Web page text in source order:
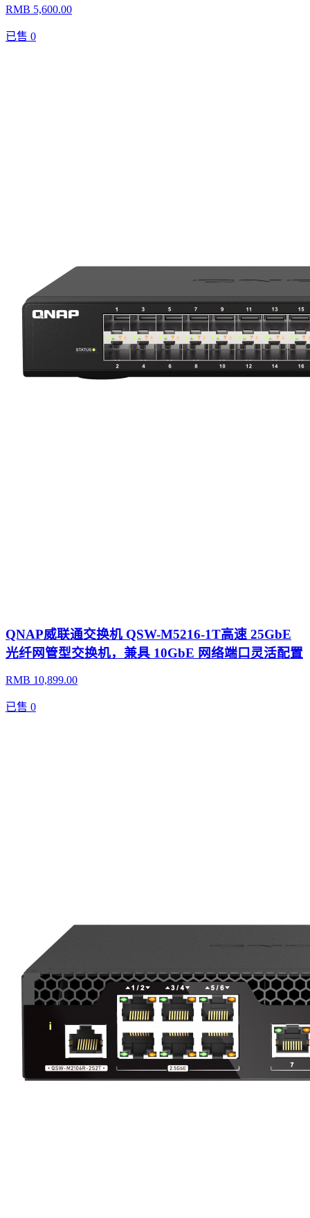
RMB 5,600.00
已售 0
QNAP威联通交换机 QSW-M5216-1T高速 25GbE
光纤网管型交换机，兼具 10GbE 网络端口灵活配置
RMB 10,899.00
已售 0